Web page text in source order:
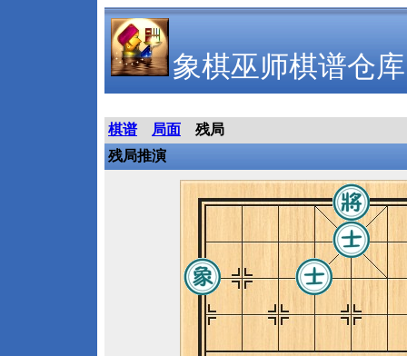
象棋巫师棋谱仓库
棋谱 局面
残局
残局推演